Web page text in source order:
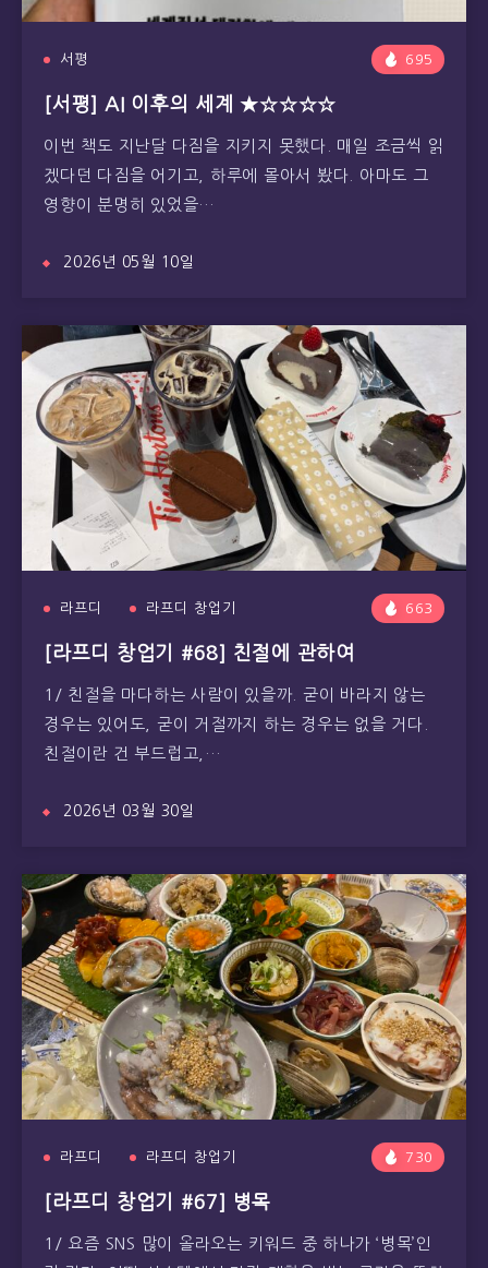
서평 695
[서평] AI 이후의 세계 ★☆☆☆☆
이번 책도 지난달 다짐을 지키지 못했다. 매일 조금씩 읽
겠다던 다짐을 어기고, 하루에 몰아서 봤다. 아마도 그
영향이 분명히 있었을…
2026년 05월 10일
라프디 라프디 창업기 663
[라프디 창업기 #68] 친절에 관하여
1/ 친절을 마다하는 사람이 있을까. 굳이 바라지 않는
경우는 있어도, 굳이 거절까지 하는 경우는 없을 거다.
친절이란 건 부드럽고,…
2026년 03월 30일
라프디 라프디 창업기 730
[라프디 창업기 #67] 병목
1/ 요즘 SNS 많이 올라오는 키워드 중 하나가 ‘병목’인